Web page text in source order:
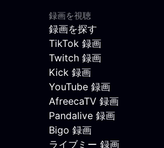
録画を視聴
録画を探す
TikTok 録画
Twitch 録画
Kick 録画
YouTube 録画
AfreecaTV 録画
Pandalive 録画
Bigo 録画
ライブミー 録画